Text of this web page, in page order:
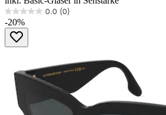
0.0 (0)
0.0
von
Sternen.
-20%